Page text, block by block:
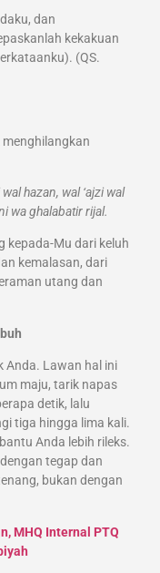
dan
kekakuan
(QS.
menghilangkan
hazan, wal ‘ajzi wal
wa ghalabatir rijal.
kepada-Mu dari keluh
kemalasan, dari
utang dan
Anda. Lawan hal ini
maju, tarik napas
detik, lalu
tiga hingga lima kali.
Anda lebih rileks.
tegap dan
bukan dengan
MHQ Internal PTQ